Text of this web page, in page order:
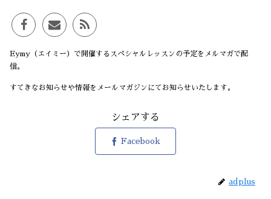
Eymy（エイミー）で開催するスペシャルレッスンの予定をメルマガで配
信。
すてきなお知らせや情報をメールマガジンにてお知らせいたします。
シェアする
Facebook
adplus